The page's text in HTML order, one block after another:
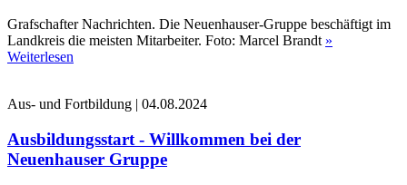
Grafschafter Nachrichten. Die Neuenhauser-Gruppe beschäftigt im
Landkreis die meisten Mitarbeiter. Foto: Marcel Brandt »
Weiterlesen
Aus- und Fortbildung | 04.08.2024
Ausbildungsstart - Willkommen bei der
Neuenhauser Gruppe